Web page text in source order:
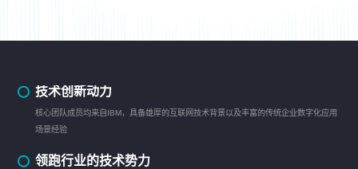
技术创新动力
核心团队成员均来自IBM，具备雄厚的互联网技术背景以及丰富的传统企业数字化应用
场景经验
领跑行业的技术势力